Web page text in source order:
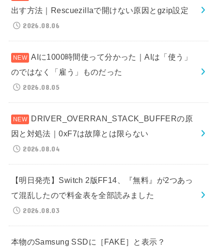
出す方法｜Rescuezillaで開けない原因とgzip設定
2026.08.06
AIに1000時間使って分かった｜AIは「使う」
のではなく「雇う」ものだった
2026.08.05
DRIVER_OVERRAN_STACK_BUFFERの原
因と対処法｜0xF7は故障とは限らない
2026.08.04
【明日発売】Switch 2版FF14、『無料』が2つあっ
て混乱したので料金表を全部読みました
2026.08.03
本物のSamsung SSDに［FAKE］と表示？